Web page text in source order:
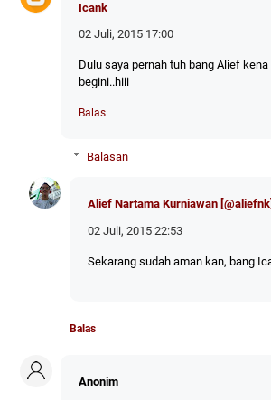
Icank
02 Juli, 2015 17:00
Dulu saya pernah tuh bang Alief
begini..hiii
Balas
Balasan
Alief Nartama Kurniawan [@aliefnk]
02 Juli, 2015 22:53
Sekarang sudah aman kan, bang
Balas
Anonim